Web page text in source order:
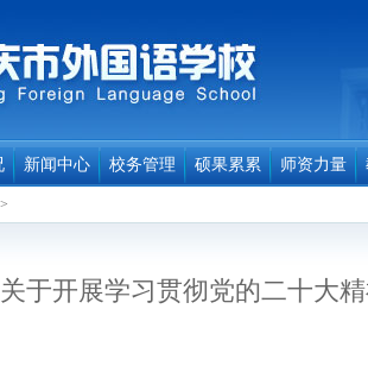
新闻中心 校务管理 硕果累累 师资力量
>
关于开展学习贯彻党的二十大